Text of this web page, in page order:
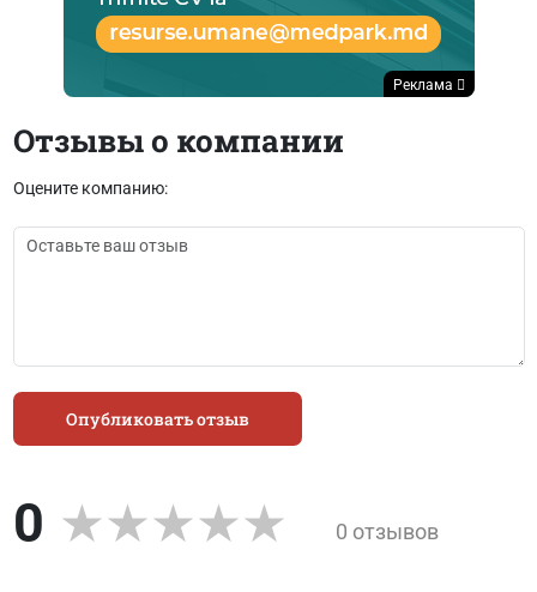
Реклама
Отзывы о компании
Оцените компанию:
Опубликовать отзыв
0 0 отзывов